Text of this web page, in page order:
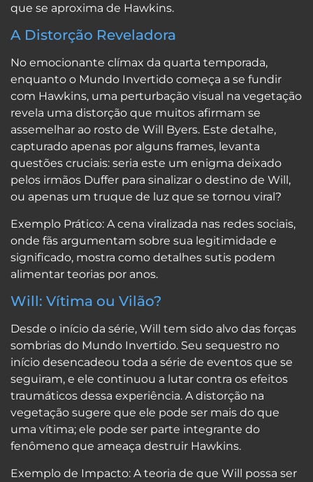
que se aproxima de Hawkins.
A Distorção Reveladora
No emocionante clímax da quarta temporada,
enquanto o Mundo Invertido começa a se fundir
com Hawkins, uma perturbação visual na vegetação
revela uma distorção que muitos afirmam se
assemelhar ao rosto de Will Byers. Este detalhe,
capturado apenas por alguns frames, levanta
questões cruciais: seria este um enigma deixado
pelos irmãos Duffer para sinalizar o destino de Will,
ou apenas um truque de luz que se tornou viral?
Exemplo Prático: A cena viralizada nas redes sociais,
onde fãs argumentam sobre sua legitimidade e
significado, mostra como detalhes sutis podem
alimentar teorias por anos.
Will: Vítima ou Vilão?
Desde o início da série, Will tem sido alvo das forças
sombrias do Mundo Invertido. Seu sequestro no
início desencadeou toda a série de eventos que se
seguiram, e ele continuou a lutar contra os efeitos
traumáticos dessa experiência. A distorção na
vegetação sugere que ele pode ser mais do que
uma vítima; ele pode ser parte integrante do
fenômeno que ameaça destruir Hawkins.
Exemplo de Impacto: A teoria de que Will possa ser